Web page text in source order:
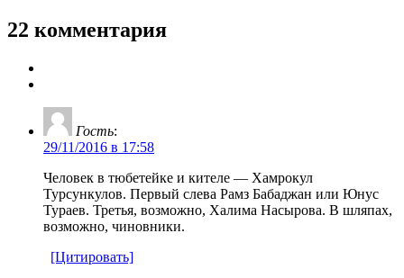
22 комментария
Гость:
29/11/2016 в 17:58
Человек в тюбетейке и кителе — Хамрокул
Турсункулов. Первый слева Рамз Бабаджан или Юнус
Тураев. Третья, возможно, Халима Насырова. В шляпах,
возможно, чиновники.
[Цитировать]